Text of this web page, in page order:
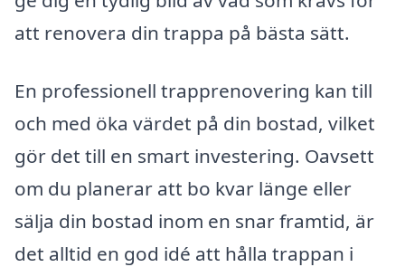
att renovera din trappa på bästa sätt.
En professionell trapprenovering kan till
och med öka värdet på din bostad, vilket
gör det till en smart investering. Oavsett
om du planerar att bo kvar länge eller
sälja din bostad inom en snar framtid, är
det alltid en god idé att hålla trappan i